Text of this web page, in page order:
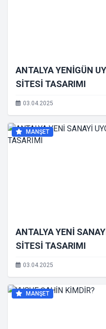
ANTALYA YENİGÜN
SİTESİ TASARIMI
03.04.2025
MANŞET
ANTALYA YENİ
SİTESİ TASARIMI
03.04.2025
MANŞET